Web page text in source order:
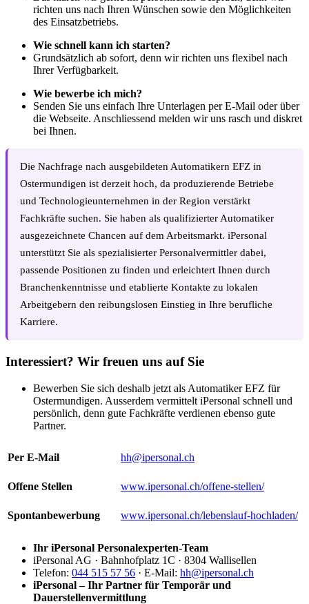
richten uns nach Ihren Wünschen sowie den Möglichkeiten
des Einsatzbetriebs.
Wie schnell kann ich starten?
Grundsätzlich ab sofort, denn wir richten uns flexibel nach
Ihrer Verfügbarkeit.
Wie bewerbe ich mich?
Senden Sie uns einfach Ihre Unterlagen per E-Mail oder über
die Webseite. Anschliessend melden wir uns rasch und diskret
bei Ihnen.
Die Nachfrage nach ausgebildeten Automatikern EFZ in
Ostermundigen ist derzeit hoch, da produzierende Betriebe
und Technologieunternehmen in der Region verstärkt
Fachkräfte suchen. Sie haben als qualifizierter Automatiker
ausgezeichnete Chancen auf dem Arbeitsmarkt. iPersonal
unterstützt Sie als spezialisierter Personalvermittler dabei,
passende Positionen zu finden und erleichtert Ihnen durch
Branchenkenntnisse und etablierte Kontakte zu lokalen
Arbeitgebern den reibungslosen Einstieg in Ihre berufliche
Karriere.
Interessiert? Wir freuen uns auf Sie
Bewerben Sie sich deshalb jetzt als Automatiker EFZ für
Ostermundigen. Ausserdem vermittelt iPersonal schnell und
persönlich, denn gute Fachkräfte verdienen ebenso gute
Partner.
Per E-Mail hh@ipersonal.ch
Offene Stellen www.ipersonal.ch/offene-stellen/
Spontanbewerbung www.ipersonal.ch/lebenslauf-hochladen/
Ihr iPersonal Personalexperten-Team
iPersonal AG · Bahnhofplatz 1C · 8304 Wallisellen
Telefon: 044 515 57 56 · E-Mail: hh@ipersonal.ch
iPersonal – Ihr Partner für Temporär und
Dauerstellenvermittlung